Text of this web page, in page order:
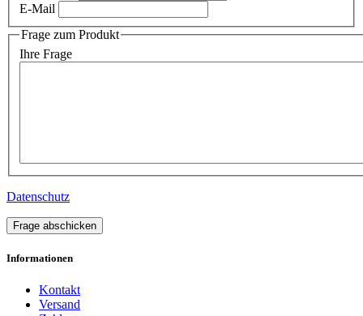
E-Mail
Frage zum Produkt
Ihre Frage
Datenschutz
Frage abschicken
Informationen
Kontakt
Versand